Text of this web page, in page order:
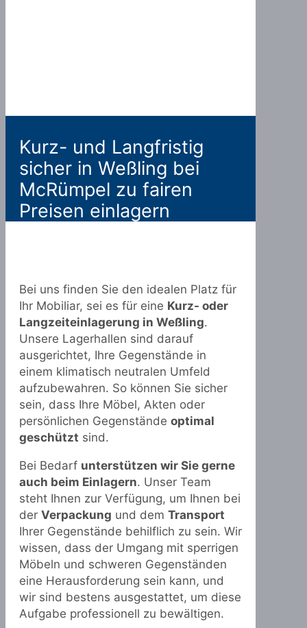
Kurz- und Langfristig
sicher in Weßling bei
McRümpel zu fairen
Preisen einlagern
Bei uns finden Sie den idealen Platz für
Ihr Mobiliar, sei es für eine Kurz- oder
Langzeiteinlagerung in Weßling.
Unsere Lagerhallen sind darauf
ausgerichtet, Ihre Gegenstände in
einem klimatisch neutralen Umfeld
aufzubewahren. So können Sie sicher
sein, dass Ihre Möbel, Akten oder
persönlichen Gegenstände optimal
geschützt sind.
Bei Bedarf unterstützen wir Sie gerne
auch beim Einlagern. Unser Team
steht Ihnen zur Verfügung, um Ihnen bei
der Verpackung und dem Transport
Ihrer Gegenstände behilflich zu sein. Wir
wissen, dass der Umgang mit sperrigen
Möbeln und schweren Gegenständen
eine Herausforderung sein kann, und
wir sind bestens ausgestattet, um diese
Aufgabe professionell zu bewältigen.